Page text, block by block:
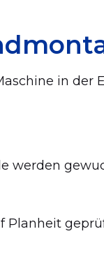
in
werden
Planheit